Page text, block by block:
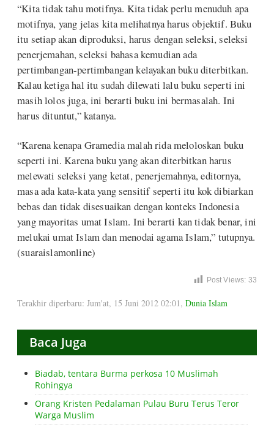
“Kita tidak tahu motifnya. Kita tidak perlu menuduh apa
motifnya, yang jelas kita melihatnya harus objektif. Buku
itu setiap akan diproduksi, harus dengan seleksi, seleksi
penerjemahan, seleksi bahasa kemudian ada
pertimbangan-pertimbangan kelayakan buku diterbitkan.
Kalau ketiga hal itu sudah dilewati lalu buku seperti ini
masih lolos juga, ini berarti buku ini bermasalah. Ini
harus dituntut,” katanya.
“Karena kenapa Gramedia malah rida meloloskan buku
seperti ini. Karena buku yang akan diterbitkan harus
melewati seleksi yang ketat, penerjemahnya, editornya,
masa ada kata-kata yang sensitif seperti itu kok dibiarkan
bebas dan tidak disesuaikan dengan konteks Indonesia
yang mayoritas umat Islam. Ini berarti kan tidak benar, ini
melukai umat Islam dan menodai agama Islam,” tutupnya.
(suaraislamonline)
Post Views: 33
Terakhir diperbaru: Jum'at, 15 Juni 2012 02:01 , Dunia Islam
Baca Juga
Biadab, tentara Burma perkosa 10 Muslimah
Rohingya
Orang Kristen Pedalaman Pulau Buru Terus Teror
Warga Muslim